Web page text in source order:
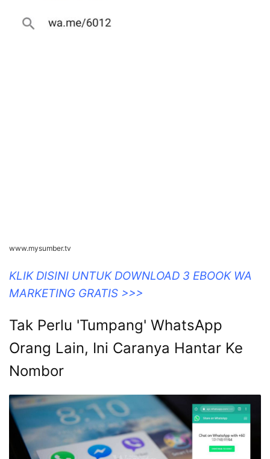
www.mysumber.tv
KLIK DISINI UNTUK DOWNLOAD 3 EBOOK WA
MARKETING GRATIS >>>
Tak Perlu 'Tumpang' WhatsApp
Orang Lain, Ini Caranya Hantar Ke
Nombor